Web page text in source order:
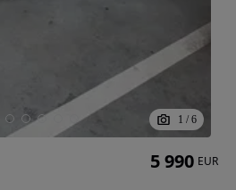
1 / 6
5 990 EUR